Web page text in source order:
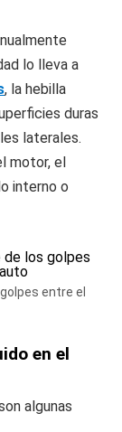
lo lleva a
, la hebilla
duras
laterales.
motor, el
interno o
entre el
en el
algunas